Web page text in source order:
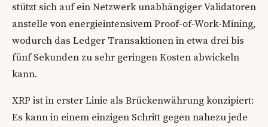
stützt sich auf ein Netzwerk unabhängiger Validatoren
anstelle von energieintensivem Proof-of-Work-Mining,
wodurch das Ledger Transaktionen in etwa drei bis
fünf Sekunden zu sehr geringen Kosten abwickeln
kann.
XRP ist in erster Linie als Brückenwährung konzipiert:
Es kann in einem einzigen Schritt gegen nahezu jede